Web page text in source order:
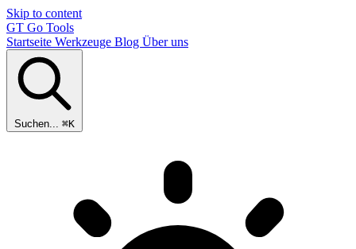
Skip to content
GT Go Tools
Startseite Werkzeuge Blog Über uns
Suchen... ⌘K